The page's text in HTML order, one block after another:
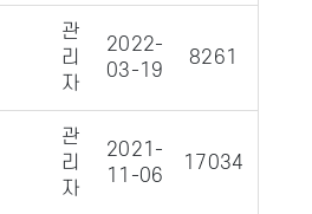
관
리
자
2022-
03-19
8261
관
리
자
2021-
11-06
17034